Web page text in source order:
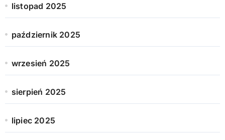
listopad 2025
październik 2025
wrzesień 2025
sierpień 2025
lipiec 2025